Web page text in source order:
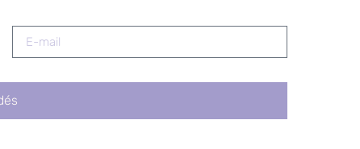
terhesség